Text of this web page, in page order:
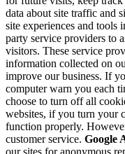
data about site traffic and
site experiences and
party service providers to
visitors. These service
information collected on
improve our business. If
computer warn you each
choose to turn off all
websites, if you turn your
function properly.
customer service. Google
our sites for anonymous